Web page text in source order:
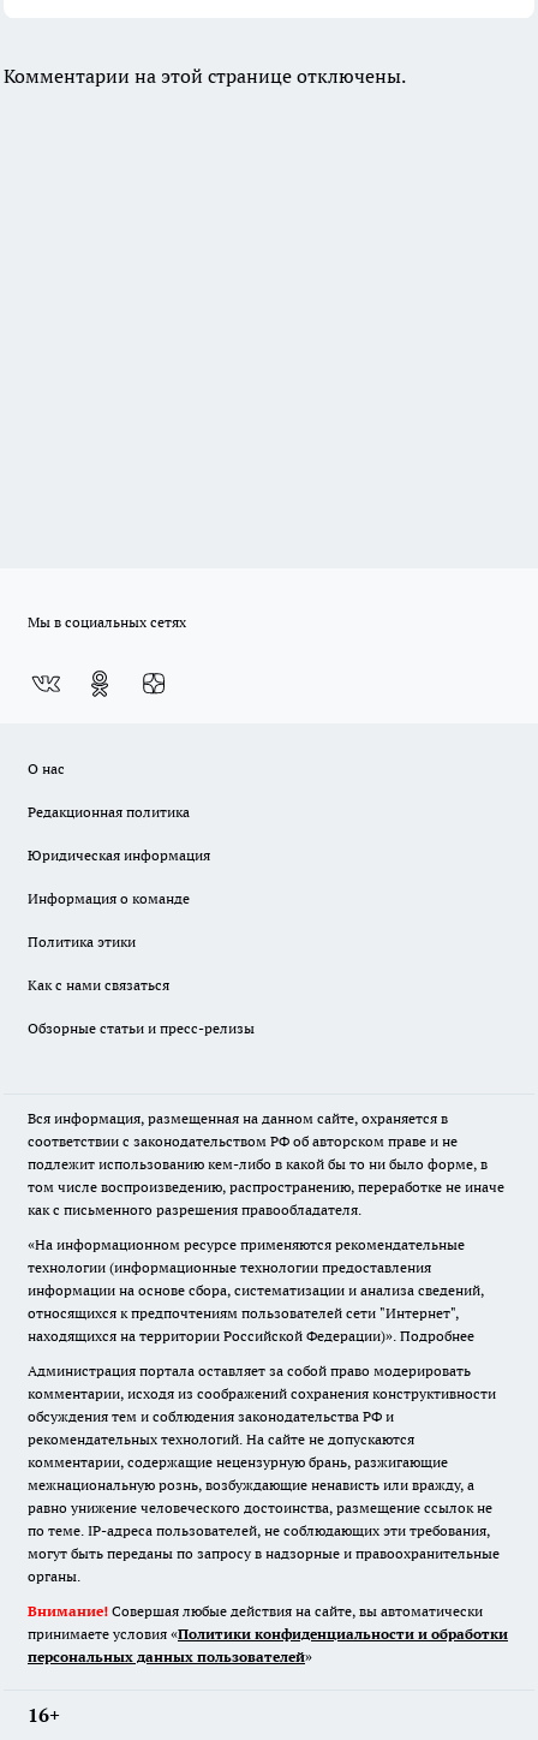
Комментарии на этой странице отключены.
Мы в социальных сетях
О нас
Редакционная политика
Юридическая информация
Информация о команде
Политика этики
Как с нами связаться
Обзорные статьи и пресс-релизы
Вся информация, размещенная на данном сайте, охраняется в
соответствии с законодательством РФ об авторском праве и не
подлежит использованию кем-либо в какой бы то ни было форме, в
том числе воспроизведению, распространению, переработке не иначе
как с письменного разрешения правообладателя.
«На информационном ресурсе применяются рекомендательные
технологии (информационные технологии предоставления
информации на основе сбора, систематизации и анализа сведений,
относящихся к предпочтениям пользователей сети "Интернет",
находящихся на территории Российской Федерации)». Подробнее
Администрация портала оставляет за собой право модерировать
комментарии, исходя из соображений сохранения конструктивности
обсуждения тем и соблюдения законодательства РФ и
рекомендательных технологий. На сайте не допускаются
комментарии, содержащие нецензурную брань, разжигающие
межнациональную рознь, возбуждающие ненависть или вражду, а
равно унижение человеческого достоинства, размещение ссылок не
по теме. IP-адреса пользователей, не соблюдающих эти требования,
могут быть переданы по запросу в надзорные и правоохранительные
органы.
Внимание! Совершая любые действия на сайте, вы автоматически
принимаете условия «Политики конфиденциальности и обработки
персональных данных пользователей»
16+